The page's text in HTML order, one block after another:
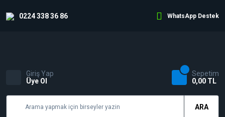
0224 338 36 86 WhatsApp Destek
ARA
Giriş Yap
Üye Ol
Sepetim
0,00 TL